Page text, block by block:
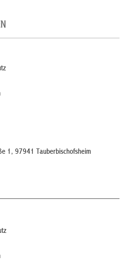
1, 97941 Tauberbischofsheim